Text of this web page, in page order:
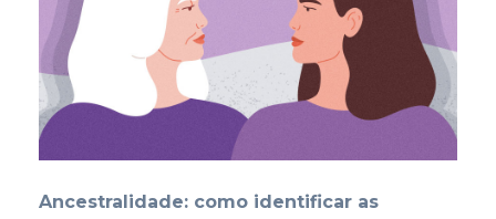
Ancestralidade: como identificar as